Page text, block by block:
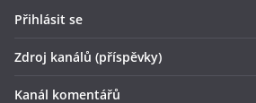
Přihlásit se
Zdroj kanálů (příspěvky)
Kanál komentářů